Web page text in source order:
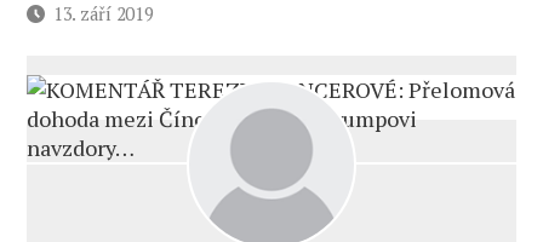
Datum13. září 2019